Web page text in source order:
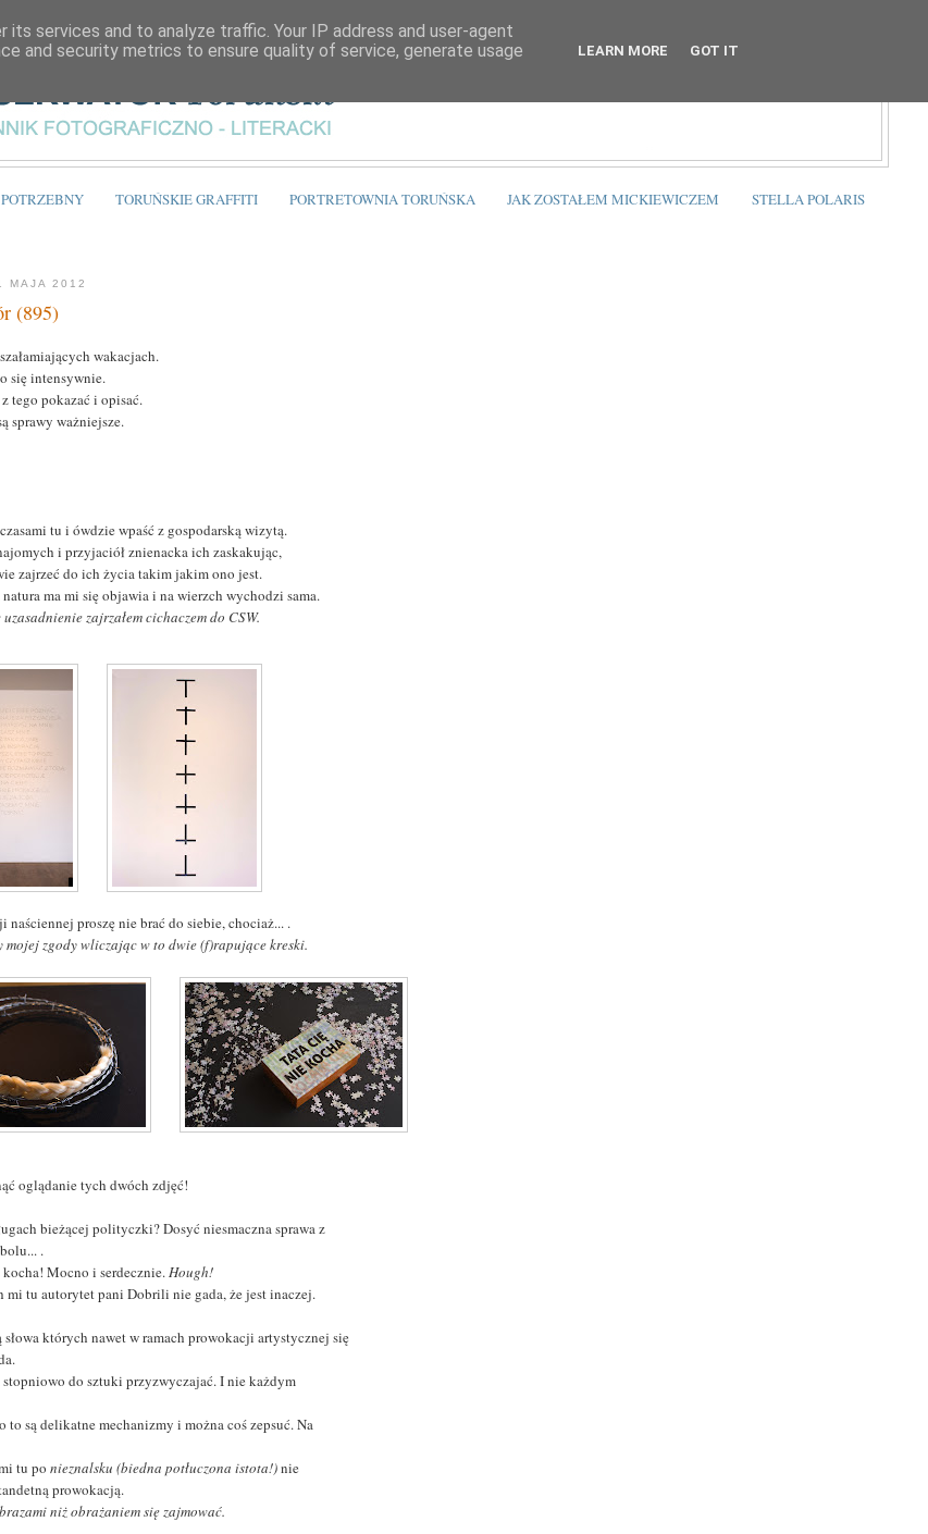
TORUŃSKIE GRAFFITI PORTRETOWNIA TORUŃSKA JAK ZOSTAŁEM MICKIEWICZEM STELLA POLARIS
MAJA 2012
(895)
wakacjach.
się intensywnie.
tego pokazać i opisać.
sprawy ważniejsze.
tu i ówdzie wpaść z gospodarską wizytą.
i przyjaciół znienacka ich zaskakując,
zajrzeć do ich życia takim jakim ono jest.
ma mi się objawia i na wierzch wychodzi sama.
zajrzałem cichaczem do CSW.
naściennej proszę nie brać do siebie, chociaż... .
mojej zgody wliczając w to dwie (f)rapujące kreski.
oglądanie tych dwóch zdjęć!
bieżącej polityczki? Dosyć niesmaczna sprawa z
.
kocha! Mocno i serdecznie.Hough!
mi tu autorytet pani Dobrili nie gada, że jest inaczej.
słowa których nawet w ramach prowokacji artystycznej się
do sztuki przyzwyczajać. I nie każdym
to są delikatne mechanizmy i można coś zepsuć. Na
tu ponieznalsku (biedna potłuczona istota!)nie
prowokacją.
niż obrażaniem się zajmować.
services and to analyze traffic. Your IP address and user-agent
and security metrics to ensure quality of service, generate usage
LEARN MORE GOT IT